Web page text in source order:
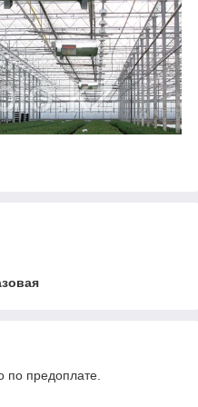
по предоплате.